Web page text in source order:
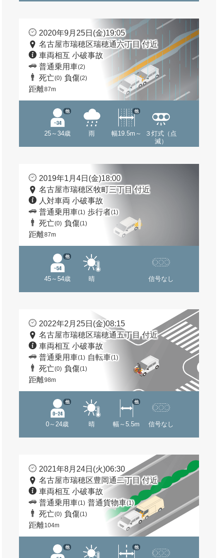
2020年9月25日(金)19:05
名古屋市瑞穂区瑞穂通六丁目 付近
車両相互 小破事故
普通乗用車(2)
死亡(0) 負傷(2)
距離87m
25～34歳
他
雨 幅19.5m～
他
３灯式（点
滅）
2019年1月4日(金)18:00
名古屋市瑞穂区牧町三丁目 付近
人対車両 小破事故
普通乗用車(1) 歩行者(1)
死亡(0) 負傷(1)
距離87m
45～54歳
他
晴 信号なし
2022年2月25日(金)08:15
名古屋市瑞穂区瑞穂通五丁目 付近
車両相互 小破事故
普通乗用車(1) 自転車(1)
死亡(0) 負傷(1)
距離98m
0～24歳
他
晴 幅～5.5m
他
信号なし
2021年8月24日(火)06:30
名古屋市瑞穂区豊岡通二丁目 付近
車両相互 小破事故
普通乗用車(1) 普通貨物車(1)
死亡(0) 負傷(1)
距離104m
他 他